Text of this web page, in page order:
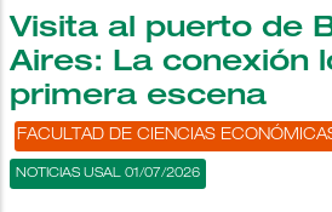
Visita al puerto de
Aires: La conexión
primera escena
FACULTAD DE CIENCIAS
NOTICIAS USAL 01/07/2026